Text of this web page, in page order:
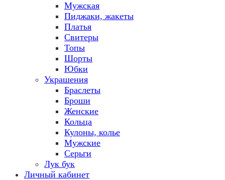
Мужская
Пиджаки, жакеты
Платья
Свитеры
Топы
Шорты
Юбки
Украшения
Браслеты
Броши
Женские
Кольца
Кулоны, колье
Мужские
Серьги
Лук бук
Личный кабинет